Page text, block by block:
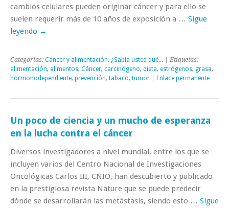
cambios celulares pueden originar cáncer y para ello se
suelen requerir más de 10 años de exposición a … Sigue
leyendo →
Categorías: Cáncer y alimentación, ¿Sabía usted qué... | Etiquetas:
alimentación, alimentos, Cáncer, carcinógeno, dieta, estrógenos, grasa,
hormonodependiente, prevención, tabaco, tumor Enlace permanente
Un poco de ciencia y un mucho de esperanza
en la lucha contra el cáncer
Diversos investigadores a nivel mundial, entre los que se
incluyen varios del Centro Nacional de Investigaciones
Oncológicas Carlos III, CNIO, han descubierto y publicado
en la prestigiosa revista Nature que se puede predecir
dónde se desarrollarán las metástasis, siendo esto … Sigue